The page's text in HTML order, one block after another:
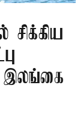
சிக்கிய
இலங்கை